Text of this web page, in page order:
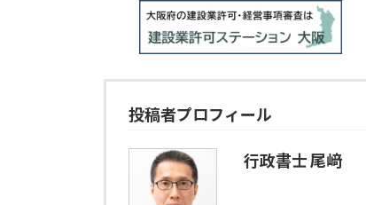
投稿者プロフィール
行政書士 尾﨑